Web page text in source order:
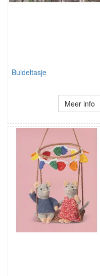
Buideltasje
Meer info